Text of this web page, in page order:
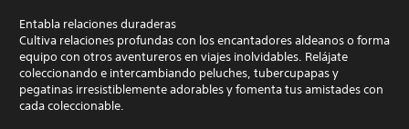
Entabla relaciones duraderas
Cultiva relaciones profundas con los encantadores aldeanos o forma
equipo con otros aventureros en viajes inolvidables. Relájate
coleccionando e intercambiando peluches, tubercupapas y
pegatinas irresistiblemente adorables y fomenta tus amistades con
cada coleccionable.